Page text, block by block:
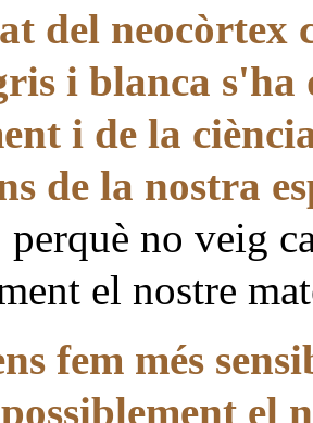
del neocòrtex
i blanca s'ha
i de la
de la nostra
perquè no veig
el nostre
fem més
el